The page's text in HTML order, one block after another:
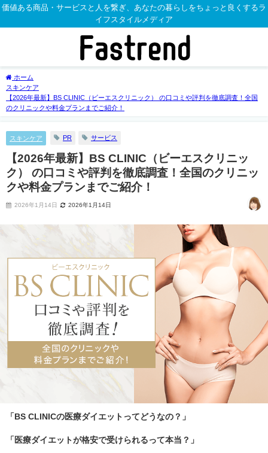
価値ある商品・サービスと人を繋ぎ、あなたの暮らしをちょっと良くするラ
イフスタイルメディア
ホーム
スキンケア
【2026年最新】BS CLINIC（ビーエスクリニック） の口コミや評判を徹底調査！全国
のクリニックや料金プランまでご紹介！
スキンケア PR サービス
【2026年最新】BS CLINIC（ビーエスクリニッ
ク） の口コミや評判を徹底調査！全国のクリニッ
クや料金プランまでご紹介！
2026年1月14日 2026年1月14日
「BS CLINICの医療ダイエットってどうなの？」
「医療ダイエットが格安で受けられるって本当？」